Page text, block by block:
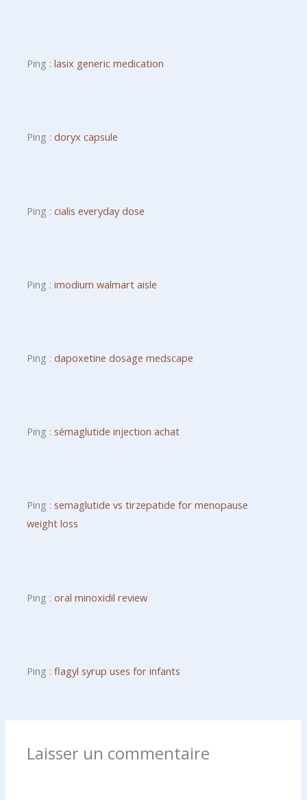
Ping :lasix generic medication
Ping :doryx capsule
Ping :cialis everyday dose
Ping :imodium walmart aisle
Ping :dapoxetine dosage medscape
Ping :sémaglutide injection achat
Ping :semaglutide vs tirzepatide for menopause
weight loss
Ping :oral minoxidil review
Ping :flagyl syrup uses for infants
Laisser un commentaire